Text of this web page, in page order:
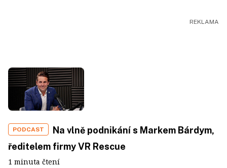
PODCAST
Na vlně podnikání s Markem Bárdym,
ředitelem firmy VR Rescue
1 minuta čtení